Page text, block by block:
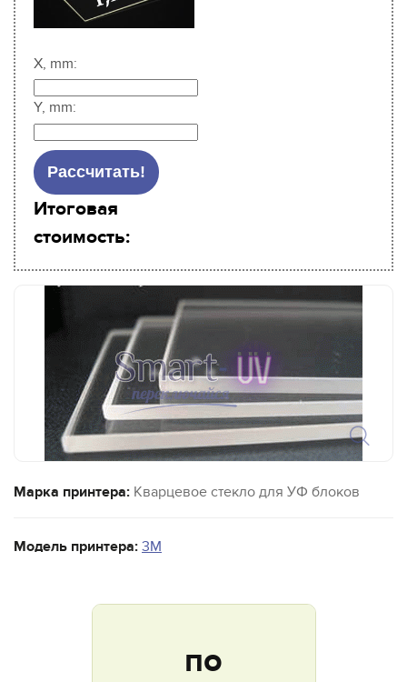
X, mm:
Y, mm:
Итоговая
стоимость:
Марка принтера: Кварцевое стекло для УФ блоков
Модель принтера: 3M
по